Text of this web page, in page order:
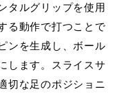
タルグリップを使用
る動作で打つことで
ンを生成し、ボール
します。スライスサ
切な足のポジショニ